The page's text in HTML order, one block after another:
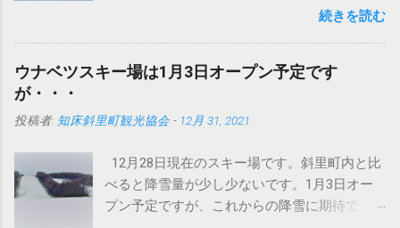
写真をどうぞ タイヤが地形に合わせて滑らか
に動いています。おかげでドンという振動が
なくなりました。 今までは、登ったら車体ご
と空に向かって、頂点から今度は地面にドン
います。しっかり接地面をとらえてるという
のメーカーもこんなの当たり前かもしれませ
んが・・・ このブログで何回か紹介していま
すが、イタリアプリノート社製バイソンＸ
続きを読む
ウナベツスキー場は1月3日オープン予定です
が・・・
投稿者: 知床斜里町観光協会 - 12月 31, 2021
12月28日現在のスキー場です。斜里町内と比
べると降雪量が少し少ないです。1月3日オー
プン予定ですが、これからの降雪に期待で